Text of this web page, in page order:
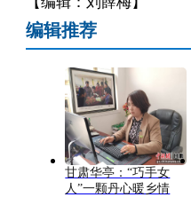
编辑推荐
甘肃华亭：“巧手女
人”一颗丹心暖乡情